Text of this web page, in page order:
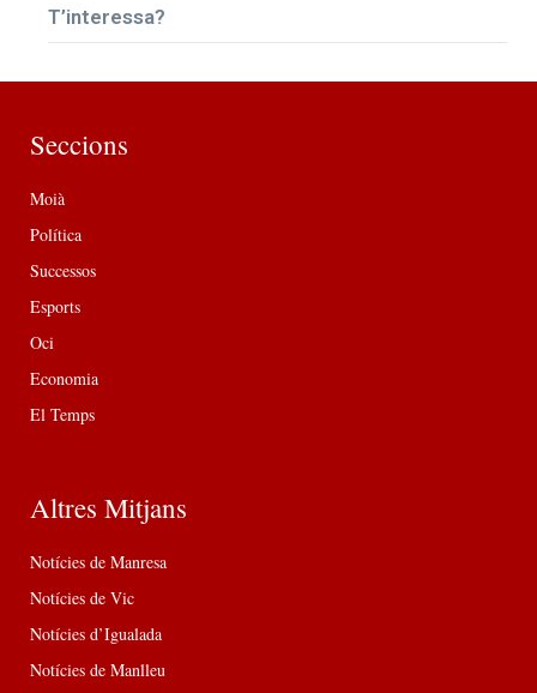
T’interessa?
Seccions
Moià
Política
Successos
Esports
Oci
Economia
El Temps
Altres Mitjans
Notícies de Manresa
Notícies de Vic
Notícies d’Igualada
Notícies de Manlleu